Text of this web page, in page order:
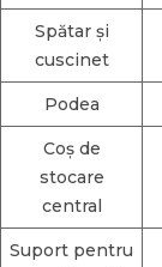
Spătar și
cuscinet
Podea
Coș de
stocare
central
Suport pentru